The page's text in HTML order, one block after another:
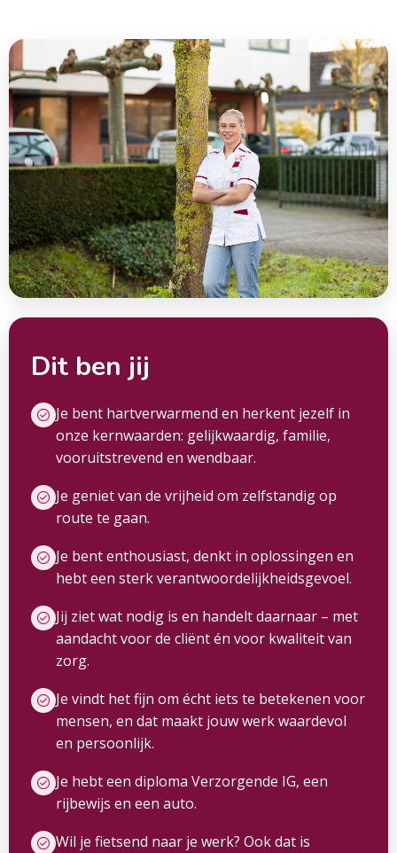
Dit ben jij
Je bent hartverwarmend en herkent jezelf in
onze kernwaarden: gelijkwaardig, familie,
vooruitstrevend en wendbaar.
Je geniet van de vrijheid om zelfstandig op
route te gaan.
Je bent enthousiast, denkt in oplossingen en
hebt een sterk verantwoordelijkheidsgevoel.
Jij ziet wat nodig is en handelt daarnaar – met
aandacht voor de cliënt én voor kwaliteit van
zorg.
Je vindt het fijn om écht iets te betekenen voor
mensen, en dat maakt jouw werk waardevol
en persoonlijk.
Je hebt een diploma Verzorgende IG, een
rijbewijs en een auto.
Wil je fietsend naar je werk? Ook dat is